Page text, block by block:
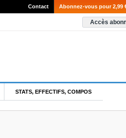
Abonnez-vous pour 2,99
Contact
Accès
STATS, EFFECTIFS, COMPOS